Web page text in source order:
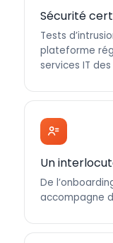
Sécurité
Tests
plateforme
services IT
Un
De
accompagne